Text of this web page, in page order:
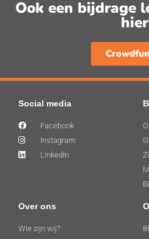
Ook een bijdrage
Social media
Facebook
Instagram
LinkedIn
Over ons
Wie zijn wij?